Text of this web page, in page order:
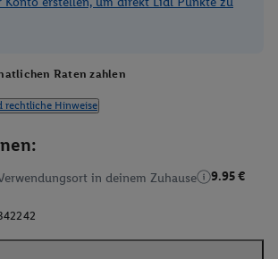
Raten zahlen
rechtliche Hinweise
in deinem Zuhause 9.95 €